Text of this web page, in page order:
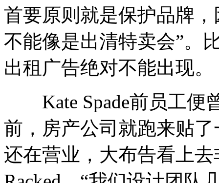
首要原则就是保护品牌
不能像是出清特卖会”。
出租广告绝对不能出现。
Kate Spade前员工便
前，房产公司就跑来贴
还在营业，大布告看上